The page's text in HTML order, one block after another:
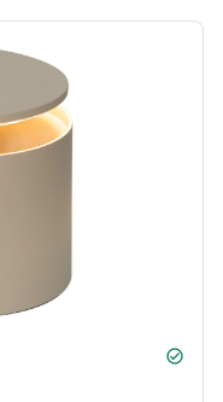
check_circle